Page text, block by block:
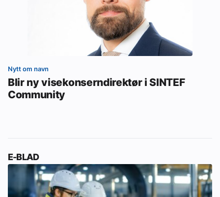
Nytt om navn
Blir ny visekonserndirektør i SINTEF
Community
E-BLAD